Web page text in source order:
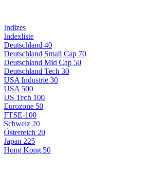
Indizes
Indexliste
Deutschland 40
Deutschland Small Cap 70
Deutschland Mid Cap 50
Deutschland Tech 30
USA Industrie 30
USA 500
US Tech 100
Eurozone 50
FTSE-100
Schweiz 20
Österreich 20
Japan 225
Hong Kong 50